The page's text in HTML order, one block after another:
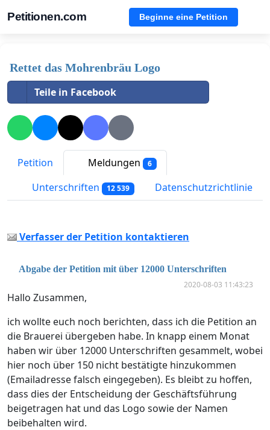
Petitionen.com Beginne eine Petition
Rettet das Mohrenbräu Logo
Teile in Facebook
Petition Meldungen 6
Unterschriften 12 539 Datenschutzrichtlinie
Verfasser der Petition kontaktieren
Abgabe der Petition mit über 12000 Unterschriften
2020-08-03 11:43:23
Hallo Zusammen,
ich wollte euch noch berichten, dass ich die Petition an
die Brauerei übergeben habe. In knapp einem Monat
haben wir über 12000 Unterschriften gesammelt, wobei
hier noch über 150 nicht bestätigte hinzukommen
(Emailadresse falsch eingegeben). Es bleibt zu hoffen,
dass dies der Entscheidung der Geschäftsführung
beigetragen hat und das Logo sowie der Namen
beibehalten wird.